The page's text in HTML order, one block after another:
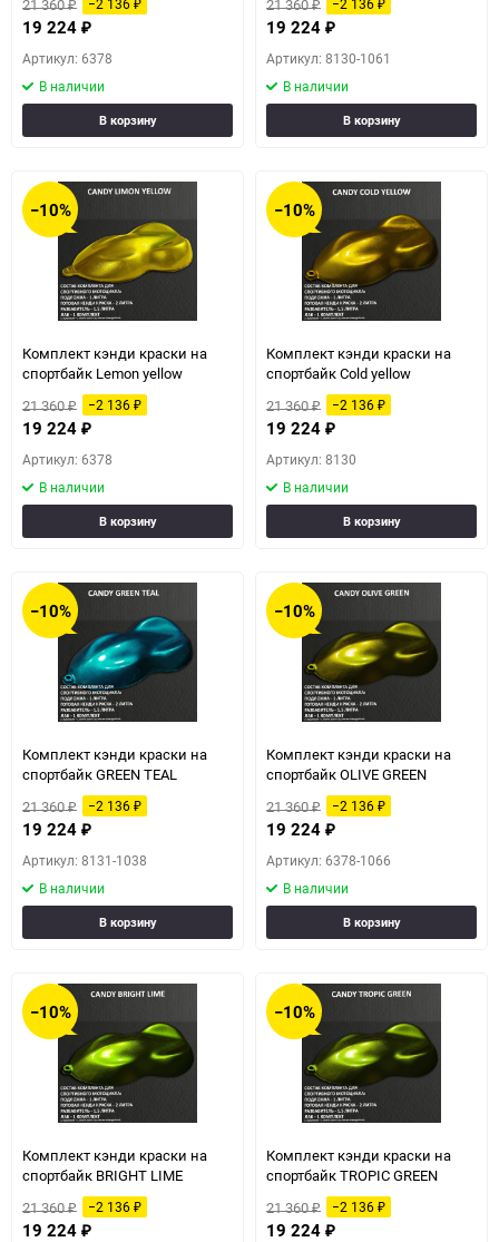
₽ ₽
19 224 ₽
Артикул: 6378
В наличии
В корзину
₽ ₽
19 224 ₽
Артикул: 8130-1061
В наличии
В корзину
−10%
Комплект кэнди краски на
спортбайк Lemon yellow
21 360₽ −2 136 ₽
19 224 ₽
Артикул: 6378
В наличии
В корзину
−10%
Комплект кэнди краски на
спортбайк Cold yellow
21 360₽ −2 136 ₽
19 224 ₽
Артикул: 8130
В наличии
В корзину
−10%
Комплект кэнди краски на
спортбайк GREEN TEAL
21 360₽ −2 136 ₽
19 224 ₽
Артикул: 8131-1038
В наличии
В корзину
−10%
Комплект кэнди краски на
спортбайк OLIVE GREEN
21 360₽ −2 136 ₽
19 224 ₽
Артикул: 6378-1066
В наличии
В корзину
−10%
Комплект кэнди краски на
спортбайк BRIGHT LIME
21 360₽ −2 136 ₽
19 224 ₽
−10%
Комплект кэнди краски на
спортбайк TROPIC GREEN
21 360₽ −2 136 ₽
19 224 ₽